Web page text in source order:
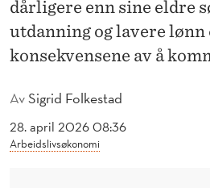
T
E
B
A
R
AvSigrid Folkestad
28. april 2026 08:36
Arbeidslivsøkonomi
dårligere enn sine eldre
utdanning og lavere
konsekvensene av å